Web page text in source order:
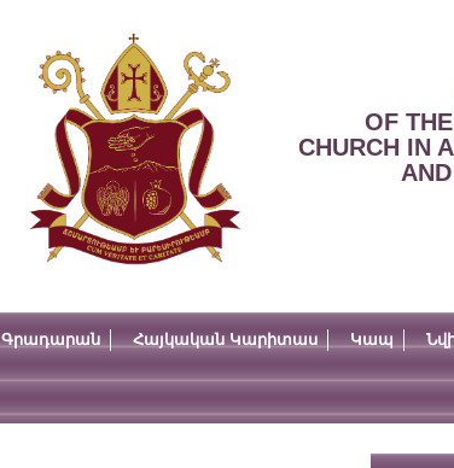
OF
CHURCH IN
Գրադարան Հայկական Կարիտաս Կապ